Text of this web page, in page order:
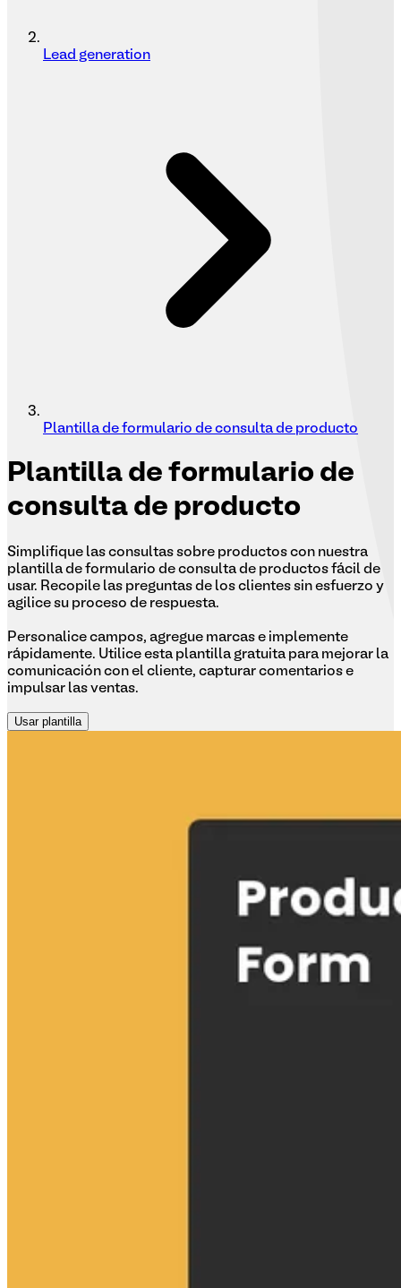
Lead generation
Plantilla de formulario de consulta de producto
Plantilla de formulario de
consulta de producto
Simplifique las consultas sobre productos con nuestra
plantilla de formulario de consulta de productos fácil de
usar. Recopile las preguntas de los clientes sin esfuerzo y
agilice su proceso de respuesta.
Personalice campos, agregue marcas e implemente
rápidamente. Utilice esta plantilla gratuita para mejorar la
comunicación con el cliente, capturar comentarios e
impulsar las ventas.
Usar plantilla